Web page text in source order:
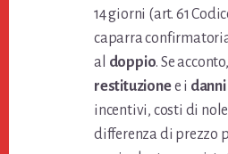
14 giorni (art. 61
caparra
al doppio. Se
restituzionee i danni
incentivi, costi di
differenza di prezzo